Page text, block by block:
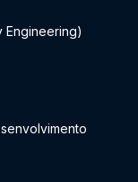
Engineering)